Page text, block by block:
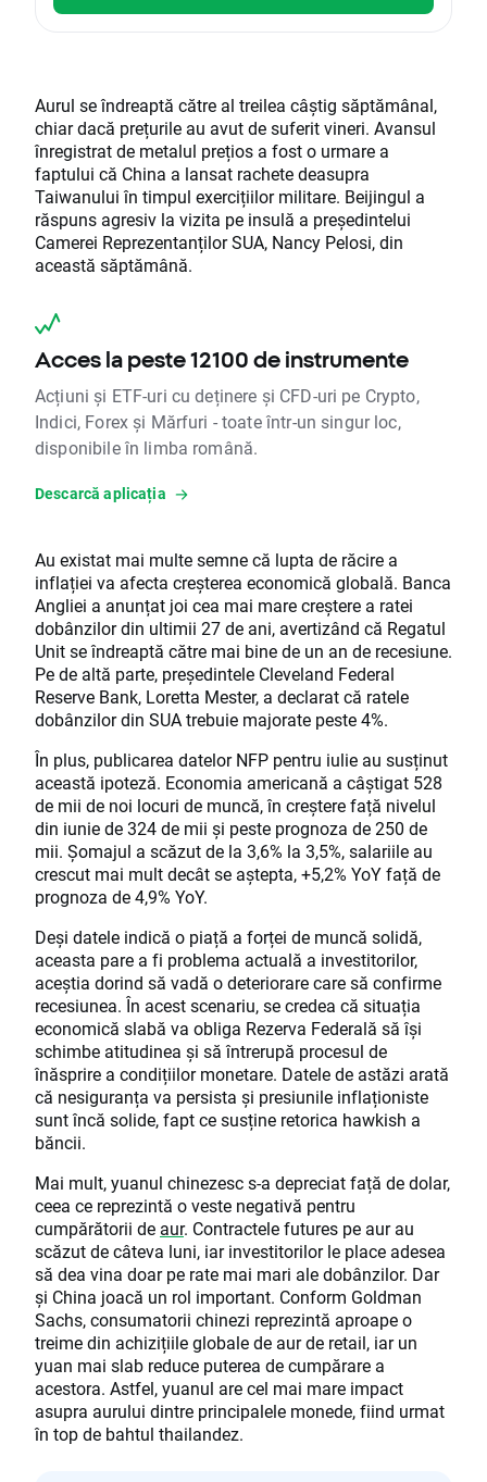
Aurul se îndreaptă către al treilea câștig săptămânal,
chiar dacă prețurile au avut de suferit vineri. Avansul
înregistrat de metalul prețios a fost o urmare a
faptului că China a lansat rachete deasupra
Taiwanului în timpul exercițiilor militare. Beijingul a
răspuns agresiv la vizita pe insulă a președintelui
Camerei Reprezentanților SUA, Nancy Pelosi, din
această săptămână.
Acces la peste 12100 de instrumente
Acțiuni și ETF-uri cu deținere și CFD-uri pe Crypto,
Indici, Forex și Mărfuri - toate într-un singur loc,
disponibile în limba română.
Descarcă aplicația
Au existat mai multe semne că lupta de răcire a
inflației va afecta creșterea economică globală. Banca
Angliei a anunțat joi cea mai mare creștere a ratei
dobânzilor din ultimii 27 de ani, avertizând că Regatul
Unit se îndreaptă către mai bine de un an de recesiune.
Pe de altă parte, președintele Cleveland Federal
Reserve Bank, Loretta Mester, a declarat că ratele
dobânzilor din SUA trebuie majorate peste 4%.
În plus, publicarea datelor NFP pentru iulie au susținut
această ipoteză. Economia americană a câștigat 528
de mii de noi locuri de muncă, în creștere față nivelul
din iunie de 324 de mii și peste prognoza de 250 de
mii. Șomajul a scăzut de la 3,6% la 3,5%, salariile au
crescut mai mult decât se aștepta, +5,2% YoY față de
prognoza de 4,9% YoY.
Deși datele indică o piață a forței de muncă solidă,
aceasta pare a fi problema actuală a investitorilor,
aceștia dorind să vadă o deteriorare care să confirme
recesiunea. În acest scenariu, se credea că situația
economică slabă va obliga Rezerva Federală să își
schimbe atitudinea și să întrerupă procesul de
înăsprire a condițiilor monetare. Datele de astăzi arată
că nesiguranța va persista și presiunile inflaționiste
sunt încă solide, fapt ce susține retorica hawkish a
băncii.
Mai mult, yuanul chinezesc s-a depreciat față de dolar,
ceea ce reprezintă o veste negativă pentru
cumpărătorii de aur. Contractele futures pe aur au
scăzut de câteva luni, iar investitorilor le place adesea
să dea vina doar pe rate mai mari ale dobânzilor. Dar
și China joacă un rol important. Conform Goldman
Sachs, consumatorii chinezi reprezintă aproape o
treime din achizițiile globale de aur de retail, iar un
yuan mai slab reduce puterea de cumpărare a
acestora. Astfel, yuanul are cel mai mare impact
asupra aurului dintre principalele monede, fiind urmat
în top de bahtul thailandez.